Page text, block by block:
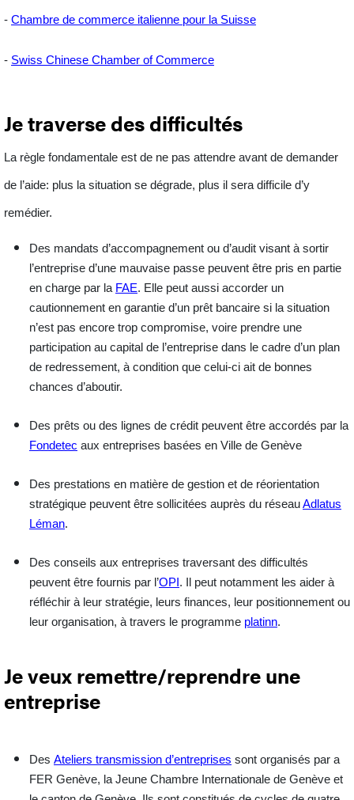
- Chambre de commerce italienne pour la Suisse
- Swiss Chinese Chamber of Commerce
Je traverse des difficultés
La règle fondamentale est de ne pas attendre avant de demander
de l’aide: plus la situation se dégrade, plus il sera difficile d’y
remédier.
Des mandats d’accompagnement ou d’audit visant à sortir
l’entreprise d’une mauvaise passe peuvent être pris en partie
en charge par la FAE. Elle peut aussi accorder un
cautionnement en garantie d’un prêt bancaire si la situation
n’est pas encore trop compromise, voire prendre une
participation au capital de l’entreprise dans le cadre d’un plan
de redressement, à condition que celui-ci ait de bonnes
chances d’aboutir.
Des prêts ou des lignes de crédit peuvent être accordés par la
Fondetec aux entreprises basées en Ville de Genève
Des prestations en matière de gestion et de réorientation
stratégique peuvent être sollicitées auprès du réseauAdlatus
Léman.
Des conseils aux entreprises traversant des difficultés
peuvent être fournis par l’OPI . Il peut notamment les aider à
réfléchir à leur stratégie, leurs finances, leur positionnement ou
leur organisation, à travers le programme platinn.
Je veux remettre/reprendre une
entreprise
Des Ateliers transmission d’entreprises sont organisés par a
FER Genève, la Jeune Chambre Internationale de Genève et